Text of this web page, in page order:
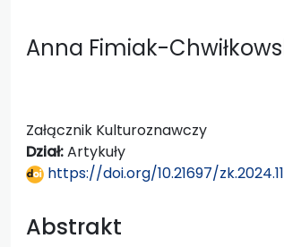
Anna Fimiak-
Załącznik Kulturoznawczy
Dział:Artykuły
https://doi.org/10.21697/
Abstrakt